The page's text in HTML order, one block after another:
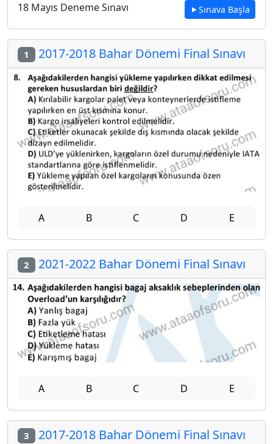
18 Mayıs Deneme Sınavı Sınava Başla
1 2017-2018 Bahar Dönemi Final Sınavı
A B C D E
2 2021-2022 Bahar Dönemi Final Sınavı
A B C D E
3 2017-2018 Bahar Dönemi Final Sınavı